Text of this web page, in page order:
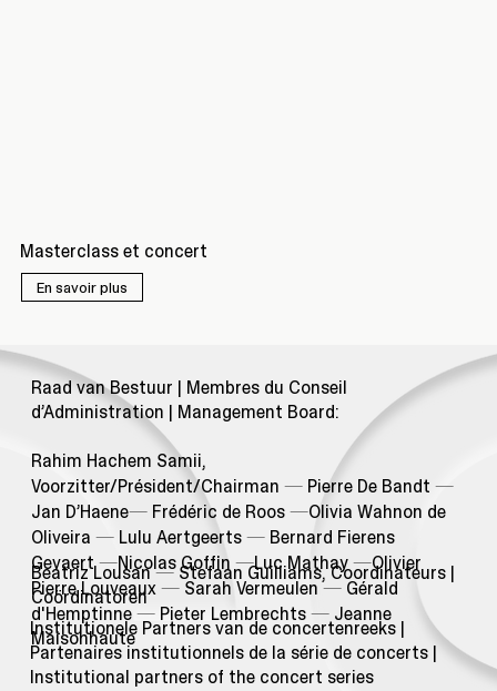
Masterclass et concert
En savoir plus
Raad van Bestuur | Membres du Conseil
d’Administration | Management Board:
Rahim Hachem Samii,
Voorzitter/Président/Chairman — Pierre De Bandt —
Jan D’Haene— Frédéric de Roos —Olivia Wahnon de
Oliveira — Lulu Aertgeerts — Bernard Fierens
Gevaert—Nicolas Goffin —Luc Mathay —Olivier
Pierre Louveaux — Sarah Vermeulen— Gérald
d'Hemptinne — Pieter Lembrechts — Jeanne
Maisonhaute
Beatriz Lousan—Stefaan Guilliams, Coordinateurs |
Coördinatoren
Institutionele Partners van de concertenreeks |
Partenaires institutionnels de la série de concerts |
Institutional partners of the concert series